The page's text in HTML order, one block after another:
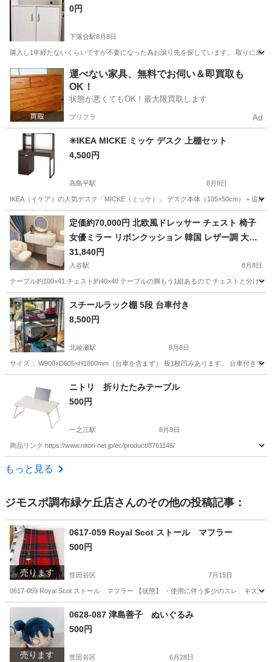
0円
下落合駅8月8日
購入し1年経たないくらいですが不要になった為お譲り先を探しています。 取りに来
東京 下落合駅 収納家具
運べない家具、無料でお伺い＆即買取も
OK！
状態が悪くてもOK！最大限買取します
プリフラ Ad
✳️IKEA MICKE ミッケ デスク 上棚セット
4,500円
高島平駅 8月8日
IKEA（イケア）の人気デスク「MICKE（ミッケ）」 デスク本体（105×50cm）＋追
東京 板橋区 高島平駅 テーブル
定価約70,000円 北欧風ドレッサー チェスト 椅子
女優ミラー リボンクッション 韓国 レザー調 大理
石 100cmテーブル
31,840円
入谷駅 8月8日
テーブル約100×41 チェスト約40×40 テーブルの脚もう1組あるので チェストと分け
東京 台東区 入谷駅 ドレッサー
スチールラック棚 5段 台車付き
8,500円
北綾瀬駅 8月8日
サイズ： W900×D605×H1800mm（台車を含まず） 板1枚凹みあります。 台車付きで
北綾瀬駅 収納家具 台車
ニトリ 折りたたみテーブル
500円
一之江駅 8月8日
商品リンク https://www.nitori-net.jp/ec/product/8761146/
東京 江戸川区
もっと見る
ジモスポ調布緑ケ丘店さんのその他の投稿記事：
売ります
0617-059 Royal Scot ストール マフラー
500円
世田谷区 7月15日
0617-059 Royal Scot ストール マフラー 【状態】 ・使用に伴う多少のスレ、キズ、
現地
売ります
0628-087 津島善子 ぬいぐるみ
500円
世田谷区 6月28日